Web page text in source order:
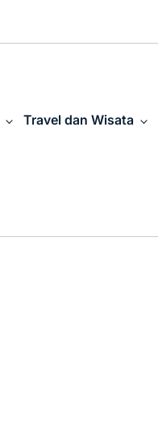
Travel dan Wisata